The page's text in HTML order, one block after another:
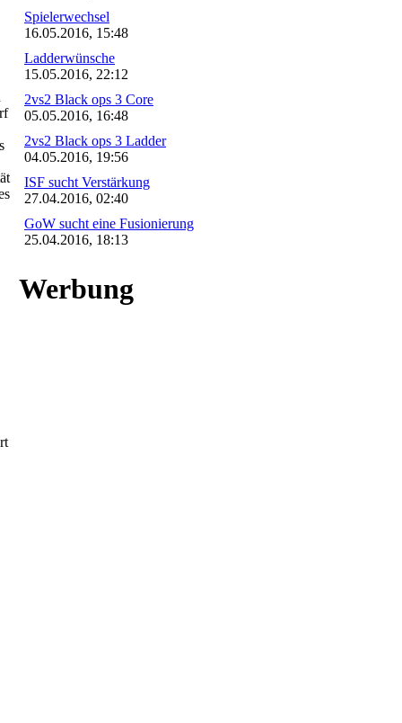
Spielerwechsel
16.05.2016, 15:48
Ladderwünsche
15.05.2016, 22:12
2vs2 Black ops 3 Core
05.05.2016, 16:48
2vs2 Black ops 3 Ladder
04.05.2016, 19:56
ISF sucht Verstärkung
27.04.2016, 02:40
GoW sucht eine Fusionierung
25.04.2016, 18:13
Werbung